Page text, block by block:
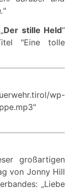
"
Der stille Held“
"Eine tolle
wp-
großartigen
von Jonny Hill
„Liebe